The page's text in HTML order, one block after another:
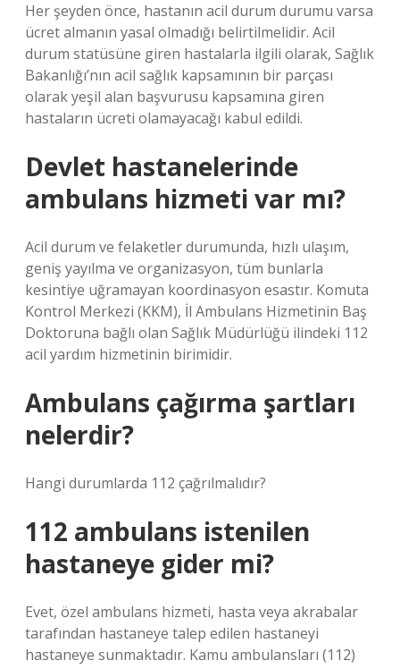
Her şeyden önce, hastanın acil durum durumu varsa
ücret almanın yasal olmadığı belirtilmelidir. Acil
durum statüsüne giren hastalarla ilgili olarak, Sağlık
Bakanlığı’nın acil sağlık kapsamının bir parçası
olarak yeşil alan başvurusu kapsamına giren
hastaların ücreti olamayacağı kabul edildi.
Devlet hastanelerinde
ambulans hizmeti var mı?
Acil durum ve felaketler durumunda, hızlı ulaşım,
geniş yayılma ve organizasyon, tüm bunlarla
kesintiye uğramayan koordinasyon esastır. Komuta
Kontrol Merkezi (KKM), İl Ambulans Hizmetinin Baş
Doktoruna bağlı olan Sağlık Müdürlüğü ilindeki 112
acil yardım hizmetinin birimidir.
Ambulans çağırma şartları
nelerdir?
Hangi durumlarda 112 çağrılmalıdır?
112 ambulans istenilen
hastaneye gider mi?
Evet, özel ambulans hizmeti, hasta veya akrabalar
tarafından hastaneye talep edilen hastaneyi
hastaneye sunmaktadır. Kamu ambulansları (112)